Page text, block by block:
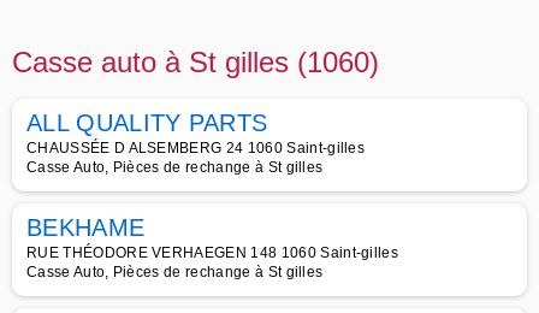
Casse auto à St gilles (1060)
ALL QUALITY PARTS
CHAUSSÉE D ALSEMBERG 24 1060 Saint-gilles
Casse Auto, Pièces de rechange à St gilles
BEKHAME
RUE THÉODORE VERHAEGEN 148 1060 Saint-gilles
Casse Auto, Pièces de rechange à St gilles